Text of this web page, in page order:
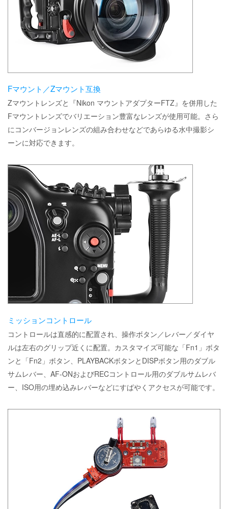
Fマウント／Zマウント互換
Zマウントレンズと『Nikon マウントアダプターFTZ』を併用した
Fマウントレンズでバリエーション豊富なレンズが使用可能。さら
にコンバージョンレンズの組み合わせなどであらゆる水中撮影シ
ーンに対応できます。
ミッションコントロール
コントロールは直感的に配置され、操作ボタン／レバー／ダイヤ
ルは左右のグリップ近くに配置。カスタマイズ可能な「Fn1」ボタ
ンと「Fn2」ボタン、PLAYBACKボタンとDISPボタン用のダブル
サムレバー、AF-ONおよびRECコントロール用のダブルサムレバ
ー、ISO用の埋め込みレバーなどにすばやくアクセスが可能です。